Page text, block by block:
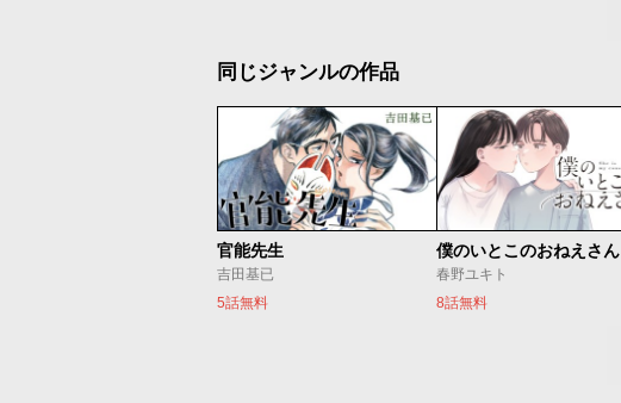
同じジャンルの作品
官能先生
吉田基已
5話無料
僕のいとこのおねえさん
春野ユキト
8話無料